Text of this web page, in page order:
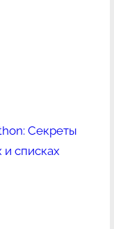
Секреты
списках